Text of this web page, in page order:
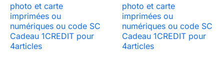
photo et carte
imprimées ou
numériques ou code SC
Cadeau 1CREDIT pour
4articles
photo et carte
imprimées ou
numériques ou code SC
Cadeau 1CREDIT pour
4articles